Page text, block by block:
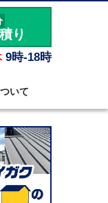
り
9時-18時
いて